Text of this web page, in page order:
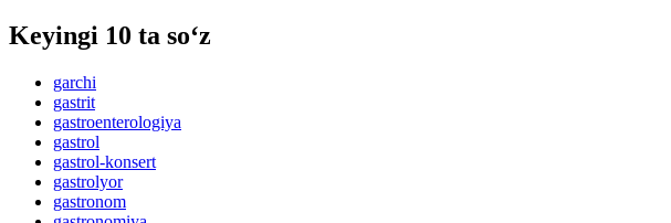
Keyingi 10 ta so‘z
garchi
gastrit
gastroenterologiya
gastrol
gastrol-konsert
gastrolyor
gastronom